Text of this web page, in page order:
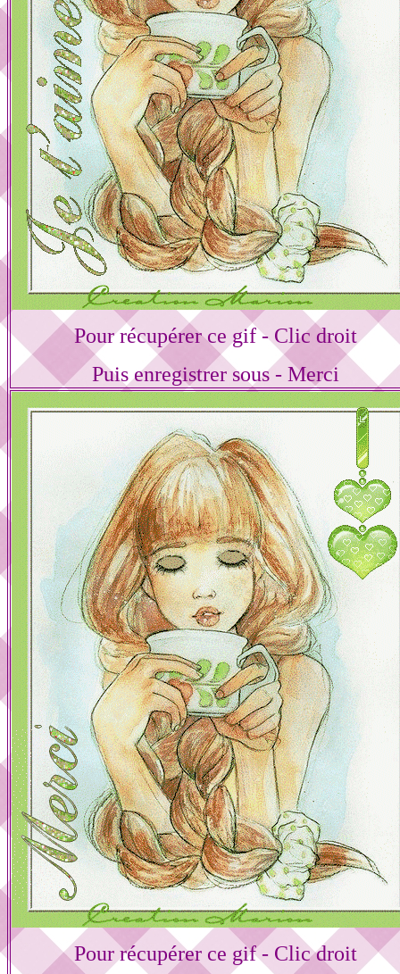
Pour récupérer ce gif - Clic droit
Puis enregistrer sous - Merci
Pour récupérer ce gif - Clic droit